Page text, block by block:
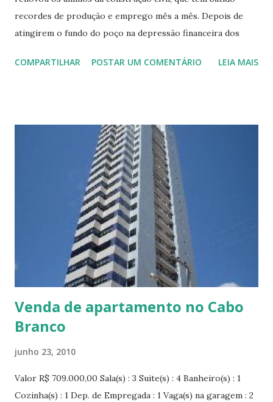
recordes de produção e emprego mês a mês. Depois de
atingirem o fundo do poço na depressão financeira dos
"milagre econômico", a exemplo do que ocorreu na década
período. O forte movimento foi impulsionado
especialmente pela retomada das construções para o setor
público, cujo avanço foi de 69,5%, conforme dados do
Instituto Brasileiro de Geografia e Estatística (IBGE). Os
projetos da iniciativa privada, que respondem pela maior
parte do volume total de obras (56%), cresceram 54,6%.
Toda cadeia da construção civil representa 9% do PIB total
do País (só a construção civil, 5%). Embora na década de 70
essa participação tenha atingido 15%, hoje o volume total
de...
COMPARTILHAR POSTAR UM COMENTÁRIO LEIA MAIS
Venda de apartamento no Cabo
Branco
junho 23, 2010
Valor R$ 709.000,00 Sala(s) : 3 Suite(s) : 4 Banheiro(s) : 1
Cozinha(s) : 1 Dep. de Empregada : 1 Vaga(s) na garagem : 2